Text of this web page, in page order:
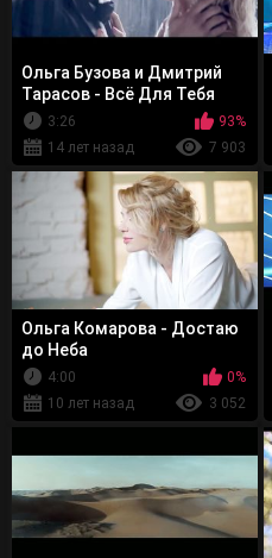
Ольга Бузова и Дмитрий
Тарасов - Всё Для Тебя
3:26
93%
14 лет назад
7 903
Ольга Комарова - Достаю
до Неба
4:00
0%
10 лет назад
3 052